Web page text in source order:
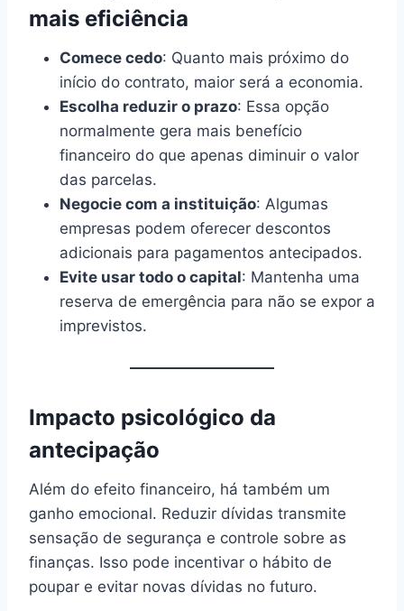
mais eficiência
Comece cedo: Quanto mais próximo do
início do contrato, maior será a economia.
Escolha reduzir o prazo: Essa opção
normalmente gera mais benefício
financeiro do que apenas diminuir o valor
das parcelas.
Negocie com a instituição: Algumas
empresas podem oferecer descontos
adicionais para pagamentos antecipados.
Evite usar todo o capital: Mantenha uma
reserva de emergência para não se expor a
imprevistos.
Impacto psicológico da
antecipação
Além do efeito financeiro, há também um
ganho emocional. Reduzir dívidas transmite
sensação de segurança e controle sobre as
finanças. Isso pode incentivar o hábito de
poupar e evitar novas dívidas no futuro.